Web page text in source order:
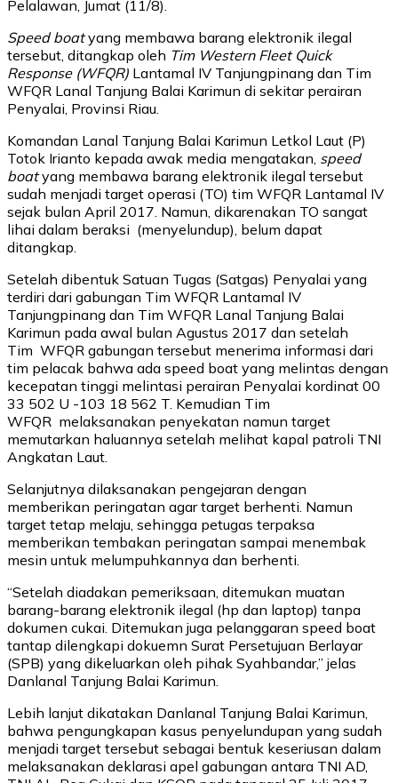
Pelalawan, Jumat (11/8).
Speed boatyang membawa barang elektronik ilegal
tersebut, ditangkap oleh Tim Western Fleet Quick
Response (WFQR) Lantamal IV Tanjungpinang dan Tim
WFQR Lanal Tanjung Balai Karimun di sekitar perairan
Penyalai, Provinsi Riau.
Komandan Lanal Tanjung Balai Karimun Letkol Laut (P)
Totok Irianto kepada awak media mengatakan, speed
boatyang membawa barang elektronik ilegal tersebut
sudah menjadi target operasi (TO) tim WFQR Lantamal IV
sejak bulan April 2017. Namun, dikarenakan TO sangat
lihai dalam beraksi (menyelundup), belum dapat
ditangkap.
Setelah dibentuk Satuan Tugas (Satgas) Penyalai yang
terdiri dari gabungan Tim WFQR Lantamal IV
Tanjungpinang dan Tim WFQR Lanal Tanjung Balai
Karimun pada awal bulan Agustus 2017 dan setelah
Tim WFQR gabungan tersebut menerima informasi dari
tim pelacak bahwa ada speed boat yang melintas dengan
kecepatan tinggi melintasi perairan Penyalai kordinat 00
33 502 U -103 18 562 T. Kemudian Tim
WFQR melaksanakan penyekatan namun target
memutarkan haluannya setelah melihat kapal patroli TNI
Angkatan Laut.
Selanjutnya dilaksanakan pengejaran dengan
memberikan peringatan agar target berhenti. Namun
target tetap melaju, sehingga petugas terpaksa
memberikan tembakan peringatan sampai menembak
mesin untuk melumpuhkannya dan berhenti.
“Setelah diadakan pemeriksaan, ditemukan muatan
barang-barang elektronik ilegal (hp dan laptop) tanpa
dokumen cukai. Ditemukan juga pelanggaran speed boat
tantap dilengkapi dokuemn Surat Persetujuan Berlayar
(SPB) yang dikeluarkan oleh pihak Syahbandar,” jelas
Danlanal Tanjung Balai Karimun.
Lebih lanjut dikatakan Danlanal Tanjung Balai Karimun,
bahwa pengungkapan kasus penyelundupan yang sudah
menjadi target tersebut sebagai bentuk keseriusan dalam
melaksanakan deklarasi apel gabungan antara TNI AD,